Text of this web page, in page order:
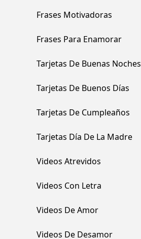
Frases Motivadoras
Frases Para Enamorar
Tarjetas De Buenas Noches
Tarjetas De Buenos Días
Tarjetas De Cumpleaños
Tarjetas Día De La Madre
Videos Atrevidos
Videos Con Letra
Videos De Amor
Videos De Desamor